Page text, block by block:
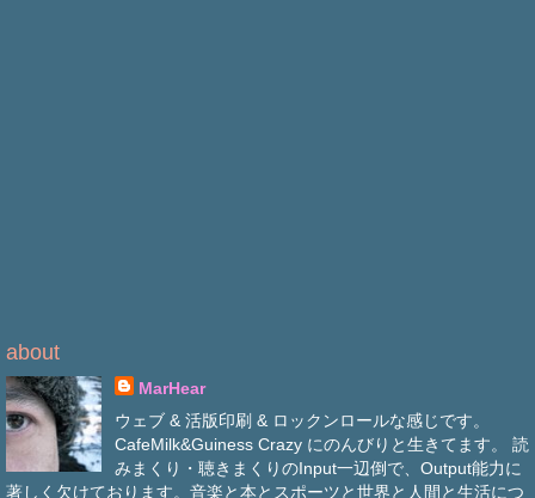
about
MarHear
ウェブ & 活版印刷 & ロックンロールな感じです。
CafeMilk&Guiness Crazy にのんびりと生きてます。 読
みまくり・聴きまくりのInput一辺倒で、Output能力に
著しく欠けております。音楽と本とスポーツと世界と人間と生活につ